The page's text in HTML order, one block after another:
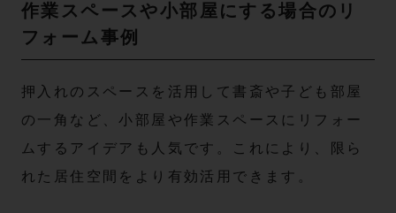
作業スペースや小部屋にする場合のリ
フォーム事例
押入れのスペースを活用して書斎や子ども部屋
の一角など、小部屋や作業スペースにリフォー
ムするアイデアも人気です。これにより、限ら
れた居住空間をより有効活用できます。